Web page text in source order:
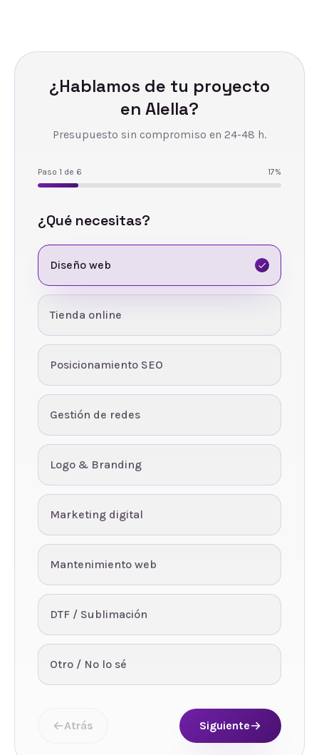
¿Hablamos de tu proyecto
en Alella?
Presupuesto sin compromiso en 24-48 h.
Paso 1 de 6 17%
¿Qué necesitas?
Diseño web
Tienda online
Posicionamiento SEO
Gestión de redes
Logo & Branding
Marketing digital
Mantenimiento web
DTF / Sublimación
Otro / No lo sé
Atrás Siguiente